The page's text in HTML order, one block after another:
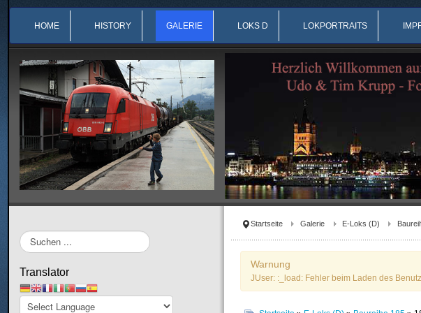
HOME HISTORY GALERIE LOKS D LOKPORTRAITS
Startseite Galerie E-Loks (D)
Warnung
JUser: :_load: Fehler beim Laden des
Suchen
...
Translator